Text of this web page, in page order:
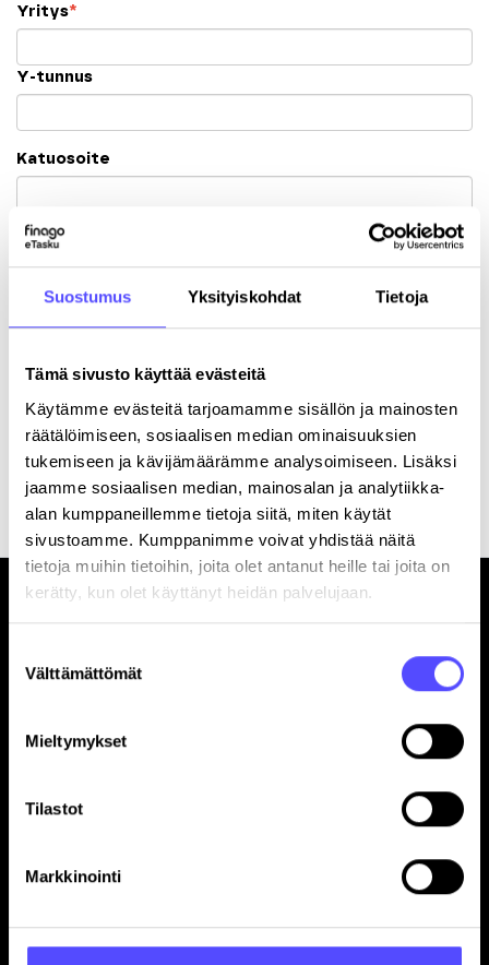
Suostumus Yksityiskohdat Tietoja
Tämä sivusto käyttää evästeitä
Käytämme evästeitä tarjoamamme sisällön ja mainosten
räätälöimiseen, sosiaalisen median ominaisuuksien
tukemiseen ja kävijämäärämme analysoimiseen. Lisäksi
jaamme sosiaalisen median, mainosalan ja analytiikka-
alan kumppaneillemme tietoja siitä, miten käytät
sivustoamme. Kumppanimme voivat yhdistää näitä
tietoja muihin tietoihin, joita olet antanut heille tai joita on
kerätty, kun olet käyttänyt heidän palvelujaan.
valinta
Välttämättömät
Mieltymykset
Tilastot
Markkinointi
Yritys*
Y-tunnus
Katuosoite
Postinumero
Kaupunki
Rekisteröitymällä hyväksyt palvelunkäyttöehdot .
Etusivu
Tilitoimistoille
Yhteystiedot
Avoimet työpaikat